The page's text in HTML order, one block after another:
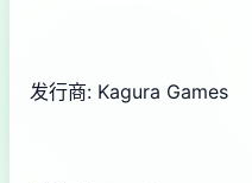
发行商: Kagura Games